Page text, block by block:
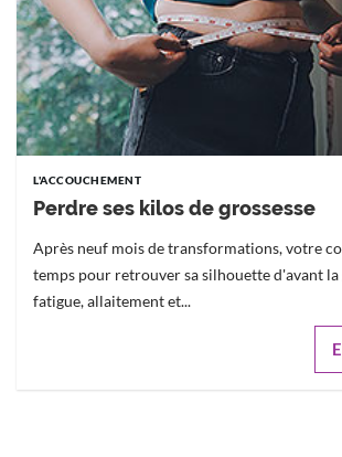
L'ACCOUCHEMENT
Perdre ses kilos de grossesse
Après neuf mois de transformations, votre
temps pour retrouver sa silhouette d'avant la
fatigue, allaitement et...